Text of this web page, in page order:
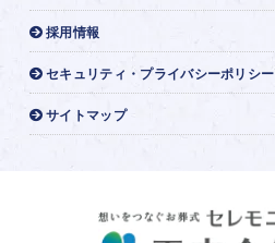
採用情報
セキュリティ・プライバシーポリシー
サイトマップ